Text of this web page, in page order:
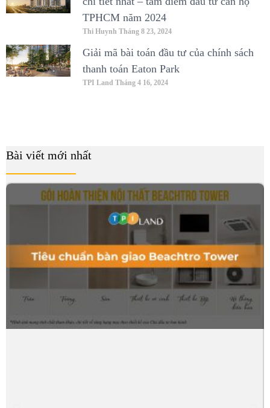
TPHCM năm 2024
Thi Huynh Tháng 8 23, 2024
Giải mã bài toán đầu tư của chính sách
thanh toán Eaton Park
TPI Land Tháng 4 16, 2024
Bài viết mới nhất